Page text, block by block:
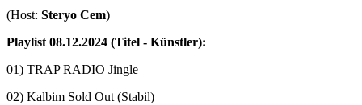
(Host: Steryo Cem)
Playlist 08.12.2024 (Titel - Künstler):
01) TRAP RADIO Jingle
02) Kalbim Sold Out (Stabil)